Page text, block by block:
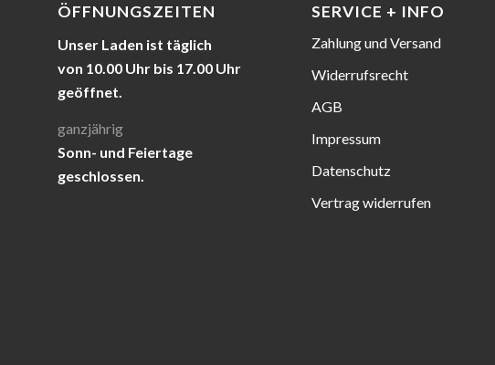
ÖFFNUNGSZEITEN
Unser Laden ist täglich
von 10.00 Uhr bis 17.00 Uhr
geöffnet.
ganzjährig
Sonn- und Feiertage
geschlossen.
SERVICE + INFO
Zahlung und Versand
Widerrufsrecht
AGB
Impressum
Datenschutz
Vertrag widerrufen